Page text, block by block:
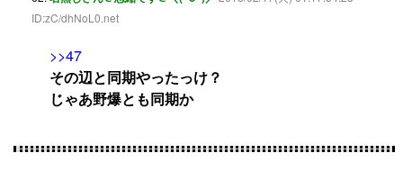
ID:zC/dhNoL0.net
>>47
その辺と同期やったっけ？
じゃあ野爆とも同期か